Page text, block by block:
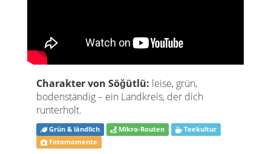
runterholt.
Grün & ländlich Mikro-Routen
Teekultur
Fotomomente
Söğütlü ist kein Ort, der schreit – er lächelt.
Zwischen Feldern, Gärten und kleinen
Nachbarschaften findest du genau die Art von
Türkei-Moment, die sich wie eine Pause fürs
Herz anfühlt.